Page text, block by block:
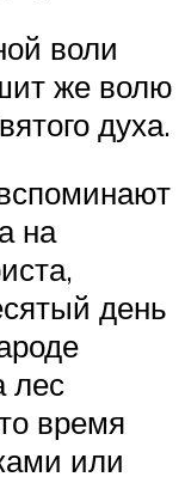
воли
же волю
духа.
на
день
лес
время
или